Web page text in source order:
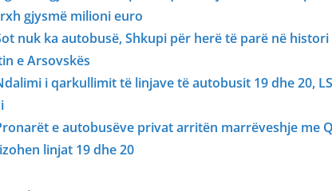
gjysmë milioni euro
nuk ka autobusë, Shkupi për herë të parë në
e Arsovskës
i qarkullimit të linjave të autobusit 19 dhe 20,
e autobusëve privat arritën marrëveshje me
linjat 19 dhe 20